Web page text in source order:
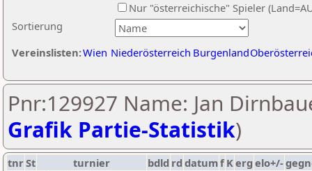
Sortierung
Nur "österreichische" Spieler
Vereinslisten:Wien Niederösterreich Burgenland
Pnr:129927 Name: Jan
Grafik Partie-Statistik)
tnrSt turnier bdld rd datumf Kerg elo+/-